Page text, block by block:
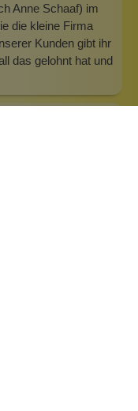
Anne Schaaf) im
die kleine Firma
Kunden gibt ihr
das gelohnt hat und